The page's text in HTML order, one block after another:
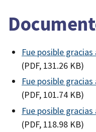
Fue posible
(PDF, 131.26 KB)
Fue posible
(PDF, 101.74 KB)
Fue posible
(PDF, 118.98 KB)